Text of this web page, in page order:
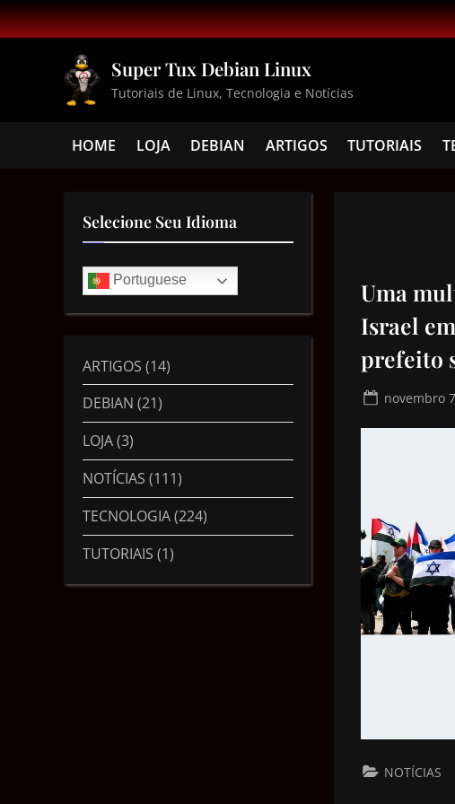
Super Tux Debian Linux
Tutoriais de Linux, Tecnologia e Notícias
HOME LOJA DEBIAN ARTIGOS TUTORIAIS
Uma
Israel
prefeito
novembro
NOTÍCIAS
Selecione Seu Idioma
Portuguese
ARTIGOS (14)
DEBIAN (21)
LOJA(3)
NOTÍCIAS (111)
TECNOLOGIA(224)
TUTORIAIS (1)